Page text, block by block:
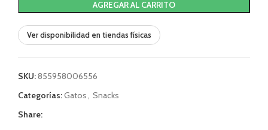
AGREGAR AL CARRITO
Ver disponibilidad en tiendas físicas
SKU:855958006556
Categorías:Gatos, Snacks
Share: